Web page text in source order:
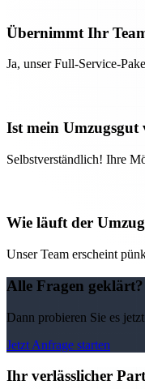
Übernimmt Ihr
Ja, unser Full-Service-
Ist mein Umzugsgut
Selbstverständlich! Ihre
Wie läuft der
Unser Team erscheint
Alle Fragen geklärt?
Dann probieren Sie es
Jetzt Anfrage starten
Ihr verlässlicher